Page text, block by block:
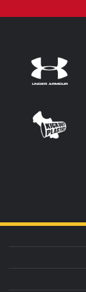
UNDER
ARMOUR
KOP
WIDE